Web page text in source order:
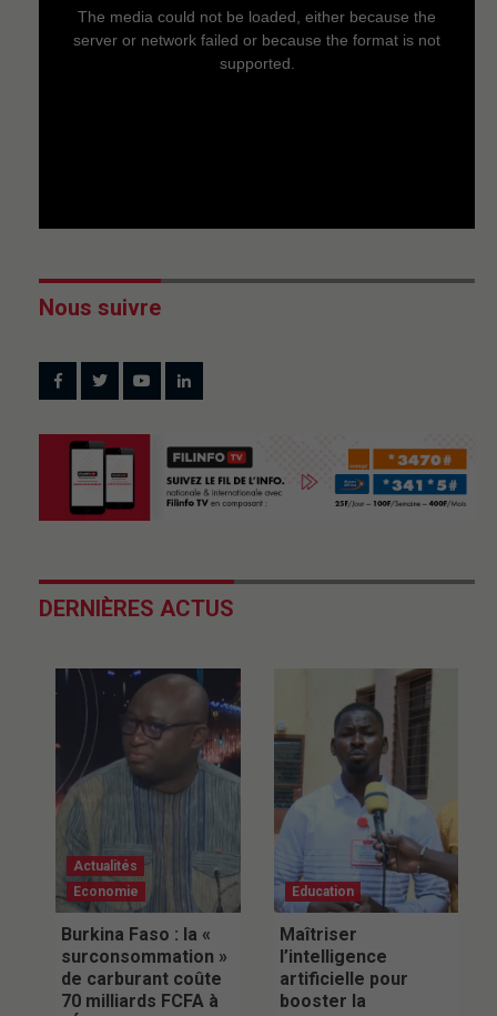
The media could not be loaded, either because the
server or network failed or because the format is not
supported.
Nous suivre
DERNIÈRES ACTUS
Actualités
Economie
Burkina Faso : la «
surconsommation »
de carburant coûte
70 milliards FCFA à
Education
Maîtriser
l’intelligence
artificielle pour
booster la